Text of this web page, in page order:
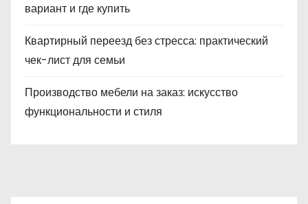
вариант и где купить
Квартирный переезд без стресса: практический
чек-лист для семьи
Производство мебели на заказ: искусство
функциональности и стиля